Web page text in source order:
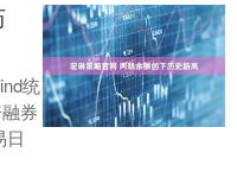
统
券
日